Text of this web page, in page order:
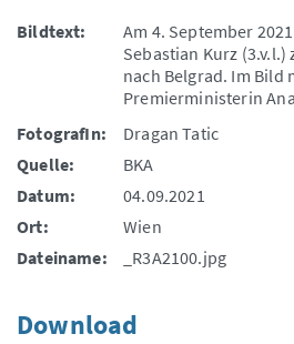
Bildtext:
Am 4. September
Sebastian Kurz
nach Belgrad. Im Bild
Premierministerin
FotografIn:
Dragan Tatic
Quelle:
BKA
Datum:
04.09.2021
Ort:
Wien
Dateiname:
_R3A2100.jpg
Download